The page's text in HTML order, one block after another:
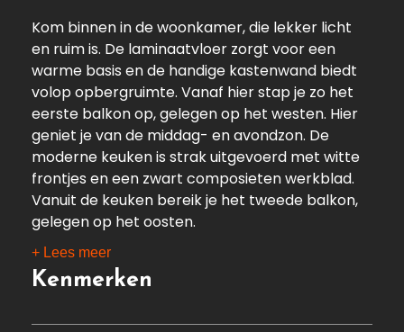
Kom binnen in de woonkamer, die lekker licht
en ruim is. De laminaatvloer zorgt voor een
warme basis en de handige kastenwand biedt
volop opbergruimte. Vanaf hier stap je zo het
eerste balkon op, gelegen op het westen. Hier
geniet je van de middag- en avondzon. De
moderne keuken is strak uitgevoerd met witte
frontjes en een zwart composieten werkblad.
Vanuit de keuken bereik je het tweede balkon,
gelegen op het oosten.
De slaapkamer is ruim opgezet en voorzien van
een praktische schuifkast, met ruimte voor de
deels vernieuwd. De combinatie van witte en
+ Lees meer
Kenmerken